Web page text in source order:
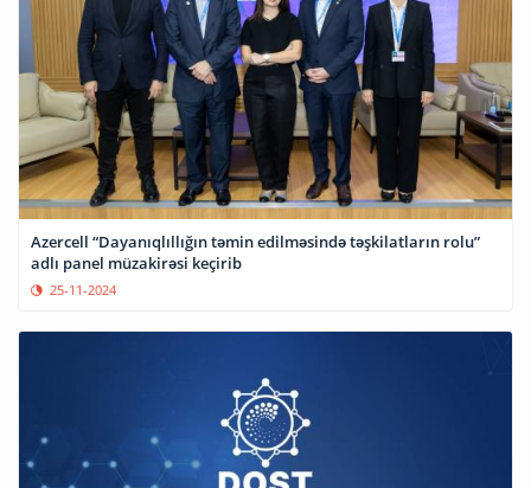
Azercell “Dayanıqlıllığın təmin edilməsində təşkilatların rolu”
adlı panel müzakirəsi keçirib
25-11-2024